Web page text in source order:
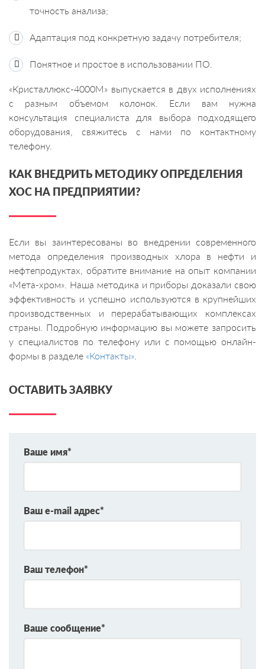
точность анализа;
Адаптация под конкретную задачу потребителя;
Понятное и простое в использовании ПО.
«Кристаллюкс-4000М» выпускается в двух исполнениях
с разным объемом колонок. Если вам нужна
консультация специалиста для выбора подходящего
оборудования, свяжитесь с нами по контактному
телефону.
КАК ВНЕДРИТЬ МЕТОДИКУ ОПРЕДЕЛЕНИЯ
ХОС НА ПРЕДПРИЯТИИ?
Если вы заинтересованы во внедрении современного
метода определения производных хлора в нефти и
нефтепродуктах, обратите внимание на опыт компании
«Мета-хром». Наша методика и приборы доказали свою
эффективность и успешно используются в крупнейших
производственных и перерабатывающих комплексах
страны. Подробную информацию вы можете запросить
у специалистов по телефону или с помощью онлайн-
формы в разделе «Контакты»
ОСТАВИТЬ ЗАЯВКУ
Ваше имя*
Ваш e-mail адрес*
Ваш телефон*
Ваше сообщение*